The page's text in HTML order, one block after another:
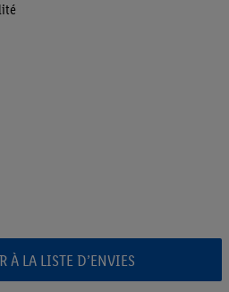
À LA LISTE D’ENVIES